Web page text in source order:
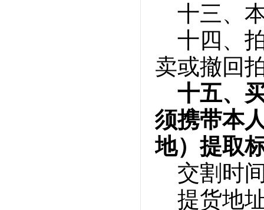
十三、
十四、
卖或撤回
十五、
须携带本
地）提取
交割时
提货地